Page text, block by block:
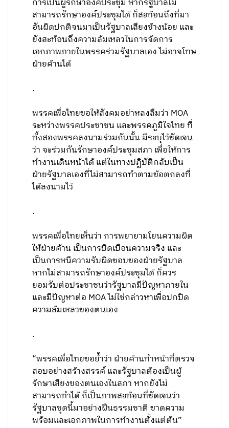
การเป็นผู้รักษาองค์ประชุม หากรัฐบาลไม่
สามารถรักษาองค์ประชุมได้ ก็สะท้อนถึงที่มา
อันผิดปกติจนมาเป็นรัฐบาลเสียงข้างน้อย และ
ยังสะท้อนถึงความล้มเหลวในการจัดการ
เอกภาพภายในพรรคร่วมรัฐบาลเอง ไม่อาจโทษ
ฝ่ายค้านได้
.
พรรคเพื่อไทยขอให้สังคมอย่าหลงลืมว่า MOA
ระหว่างพรรคประชาชน และพรรคภูมิใจไทย ที่
ทั้งสองพรรคลงนามร่วมกันนั้น มีระบุไว้ชัดเจน
ว่า จะร่วมกันรักษาองค์ประชุมสภา เพื่อให้การ
ทำงานเดินหน้าได้ แต่ในทางปฏิบัติกลับเป็น
ฝ่ายรัฐบาลเองที่ไม่สามารถทำตามข้อตกลงที่
ได้ลงนามไว้
.
พรรคเพื่อไทยเห็นว่า การพยายามโยนความผิด
ให้ฝ่ายค้าน เป็นการบิดเบือนความจริง และ
เป็นการหนีความรับผิดชอบของฝ่ายรัฐบาล
หากไม่สามารถรักษาองค์ประชุมได้ ก็ควร
ยอมรับต่อประชาชนว่ารัฐบาลมีปัญหาภายใน
และมีปัญหาต่อ MOA ไม่ใช่กล่าวหาเพื่อปกปิด
ความล้มเหลวของตนเอง
.
“พรรคเพื่อไทยขอย้ำว่า ฝ่ายค้านทำหน้าที่ตรวจ
สอบอย่างสร้างสรรค์ และรัฐบาลต้องเป็นผู้
รักษาเสียงของตนเองในสภา หากยังไม่
สามารถทำได้ ก็เป็นภาพสะท้อนที่ชัดเจนว่า
รัฐบาลชุดนี้มาอย่างฝืนธรรมชาติ ขาดความ
พร้อมและเอกภาพในการทำงานตั้งแต่ต้น”